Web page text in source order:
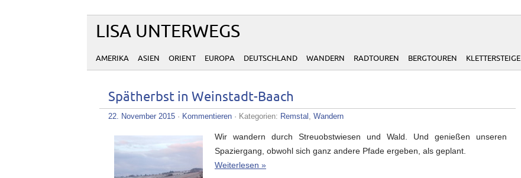
LISA UNTERWEGS
AMERIKA ASIEN ORIENT EUROPA DEUTSCHLAND WANDERN RADTOUREN BERGTOUREN KLETTERSTEIGE
Spätherbst in Weinstadt-Baach
22. November 2015 · Kommentieren · Kategorien: Remstal , Wandern
Wir wandern durch Streuobstwiesen und Wald. Und genießen unseren
Spaziergang, obwohl sich ganz andere Pfade ergeben, als geplant.
Weiterlesen »